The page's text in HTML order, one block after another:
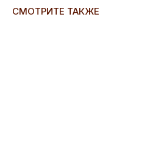
СМОТРИТЕ ТАКЖЕ